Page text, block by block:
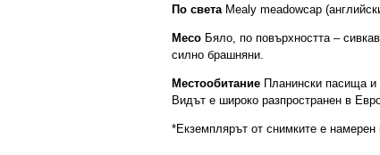
По светаMealy meadowcap
Месо Бяло, по повърхността –
силно брашняни.
Местообитание Планински пасища и
Видът е широко разпространен в
*Екземплярът от снимките е